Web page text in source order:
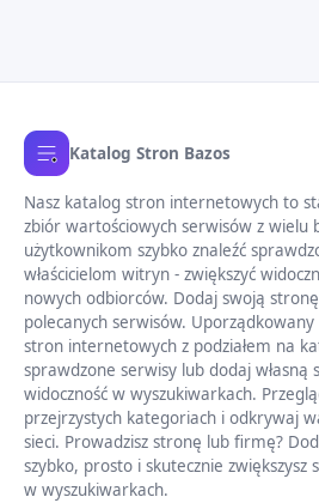
Katalog Stron Bazos
Nasz katalog stron internetowych to
zbiór wartościowych serwisów z wielu
użytkownikom szybko znaleźć
właścicielom witryn - zwiększyć
nowych odbiorców. Dodaj swoją
polecanych serwisów.
stron internetowych z podziałem na
sprawdzone serwisy lub dodaj własną
widoczność w wyszukiwarkach.
przejrzystych kategoriach i odkrywaj
sieci. Prowadzisz stronę lub firmę?
szybko, prosto i skutecznie zwiększysz
w wyszukiwarkach.